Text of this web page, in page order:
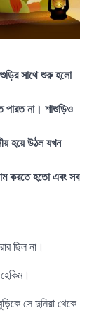
সাথে শুরু হলো
পারত না। শাশুড়িও
হয়ে উঠল যখন
করতে হতো এবং সব
ছিল না।
সে দুনিয়া থেকে